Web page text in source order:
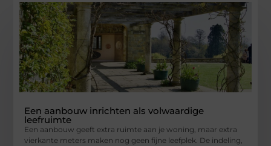
Een aanbouw inrichten als volwaardige
leefruimte
Een aanbouw geeft extra ruimte aan je woning, maar extra
vierkante meters maken nog geen fijne leefplek. De indeling,